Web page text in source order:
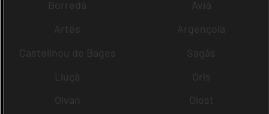
Borredà
Avià
Artés
Argençola
Castellnou de Bages
Sagàs
Lluçà
Orís
Olvan
Olost